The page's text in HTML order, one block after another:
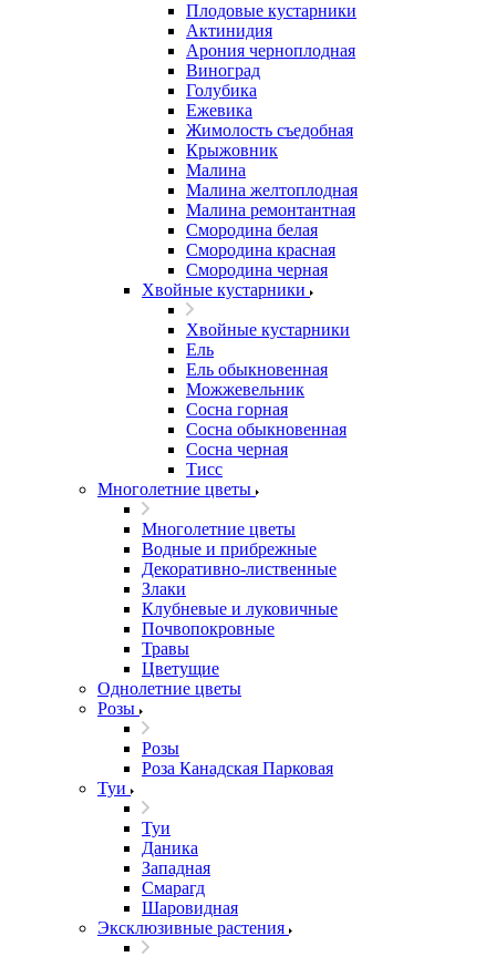
Плодовые кустарники
Актинидия
Арония черноплодная
Виноград
Голубика
Ежевика
Жимолость съедобная
Крыжовник
Малина
Малина желтоплодная
Малина ремонтантная
Смородина белая
Смородина красная
Смородина черная
Хвойные кустарники
Хвойные кустарники
Ель
Ель обыкновенная
Можжевельник
Сосна горная
Сосна обыкновенная
Сосна черная
Тисс
Многолетние цветы
Многолетние цветы
Водные и прибрежные
Декоративно-лиственные
Злаки
Клубневые и луковичные
Почвопокровные
Травы
Цветущие
Однолетние цветы
Розы
Розы
Роза Канадская Парковая
Туи
Туи
Даника
Западная
Смарагд
Шаровидная
Эксклюзивные растения